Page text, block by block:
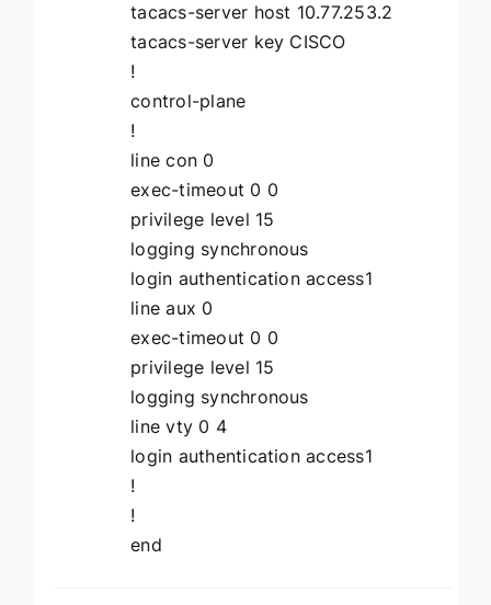
tacacs-server host 10.77.253.2
tacacs-server key CISCO
!
control-plane
!
line con 0
exec-timeout 0 0
privilege level 15
logging synchronous
login authentication access1
line aux 0
exec-timeout 0 0
privilege level 15
logging synchronous
line vty 0 4
login authentication access1
!
!
end